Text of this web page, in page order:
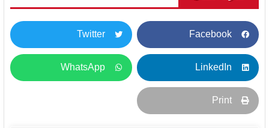
Facebook
Twitter
LinkedIn
WhatsApp
Print